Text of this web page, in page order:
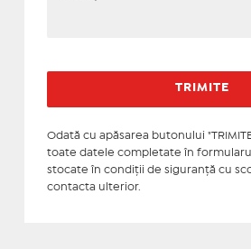
Odată cu apăsarea butonului
toate datele completate în
stocate în condiţii de siguranţă cu
contacta ulterior.